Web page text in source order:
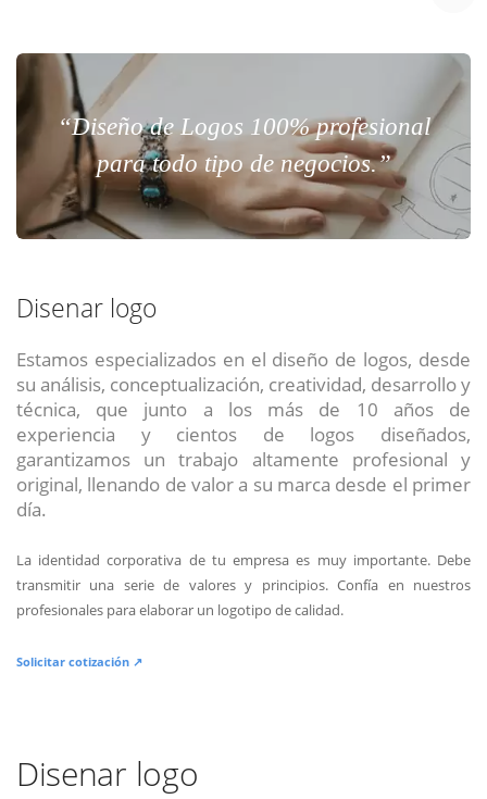
“Diseño de Logos 100% profesional
para todo tipo de negocios.”
Disenar logo
Estamos especializados en el diseño de logos, desde
su análisis, conceptualización, creatividad, desarrollo y
técnica, que junto a los más de 10 años de
experiencia y cientos de logos diseñados,
garantizamos un trabajo altamente profesional y
original, llenando de valor a su marca desde el primer
día.
La identidad corporativa de tu empresa es muy importante. Debe
transmitir una serie de valores y principios. Confía en nuestros
profesionales para elaborar un logotipo de calidad.
Solicitar cotización ↗
Disenar logo